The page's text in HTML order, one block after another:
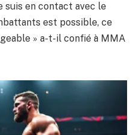
suis en contact avec le
est possible, ce
» a-t-il confié à MMA